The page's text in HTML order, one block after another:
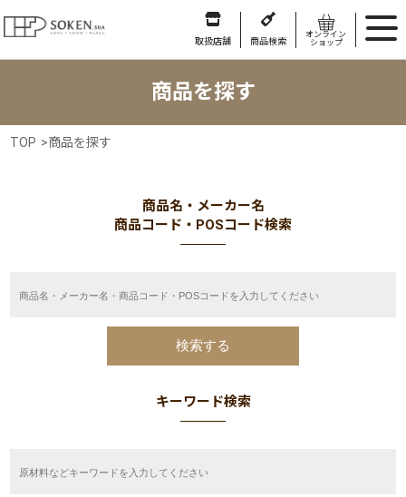
取扱店舗 商品検索
オンライン
ショップ
商品を探す
TOP >商品を探す
商品名・メーカー名
商品コード・POSコード検索
キーワード検索